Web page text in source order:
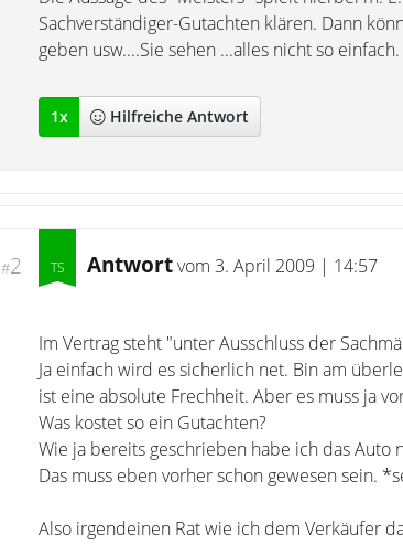
Sachverständiger-Gutachten klären. Dann
geben usw....Sie sehen ...alles nicht so einfach.
1x Hilfreiche Antwort
#2 Antwortvom 3. April 2009 | 14:57
Im Vertrag steht "unter Ausschluss der
Ja einfach wird es sicherlich net. Bin am
ist eine absolute Frechheit. Aber es muss ja
Was kostet so ein Gutachten?
Wie ja bereits geschrieben habe ich das Auto
Das muss eben vorher schon gewesen sein.
Also irgendeinen Rat wie ich dem Verkäufer